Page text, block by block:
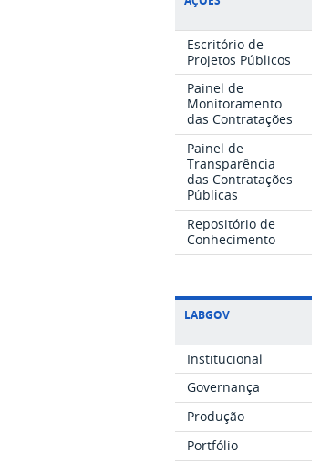
Escritório de
Projetos Públicos
Painel de
Monitoramento
das Contratações
Painel de
Transparência
das Contratações
Públicas
Repositório de
Conhecimento
LABGOV
Institucional
Governança
Produção
Portfólio